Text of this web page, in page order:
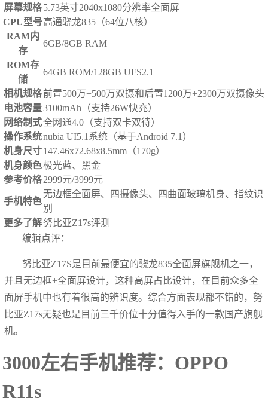
屏幕规格5.73英寸2040x1080分辨率全面屏
CPU型号高通骁龙835（64位八核）
RAM内
存
6GB/8GB RAM
ROM存
储
64GB ROM/128GB UFS2.1
相机规格前置500万+500万双摄和后置1200万+2300万双摄像头
电池容量3100mAh（支持26W快充）
网络制式全网通4.0（支持双卡双待）
操作系统nubia UI5.1系统（基于Android 7.1）
机身尺寸147.46x72.68x8.5mm（170g）
机身颜色极光蓝、黑金
参考价格2999元/3999元
手机特色
无边框全面屏、四摄像头、四曲面玻璃机身、指纹识
别
更多了解努比亚Z17s评测
编辑点评：
努比亚Z17S是目前最便宜的骁龙835全面屏旗舰机之一，
并且无边框+全面屏设计，这种高屏占比设计，在目前众多全
面屏手机中也有着很高的辨识度。综合方面表现都不错的，努
比亚Z17s无疑也是目前三千价位十分值得入手的一款国产旗舰
机。
3000左右手机推荐：OPPO
R11s